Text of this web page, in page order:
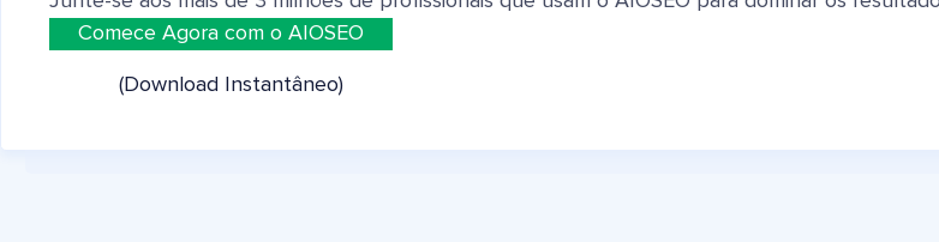
Comece Agora com o AIOSEO
(Download Instantâneo)